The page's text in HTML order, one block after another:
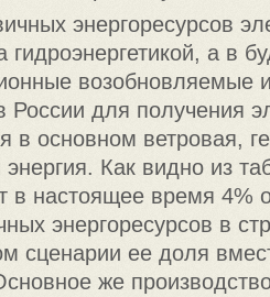
энергоресурсов
гидроэнергетикой, а в
возобновляемые
для получения
в основном ветровая,
Как видно из
в настоящее время 4%
энергоресурсов в
сценарии ее доля
же